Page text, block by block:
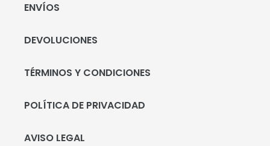
ENVÍOS
DEVOLUCIONES
TÉRMINOS Y CONDICIONES
POLÍTICA DE PRIVACIDAD
AVISO LEGAL